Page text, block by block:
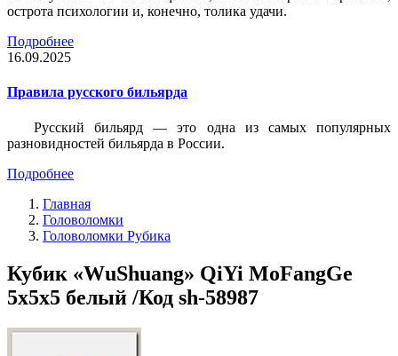
острота психологии и, конечно, толика удачи.
Подробнее
16.09.2025
Правила русского бильярда
Русский бильярд — это одна из самых популярных
разновидностей бильярда в России.
Подробнее
Главная
Головоломки
Головоломки Рубика
Кубик «WuShuang» QiYi MoFangGe
5x5x5 белый /Код sh-58987